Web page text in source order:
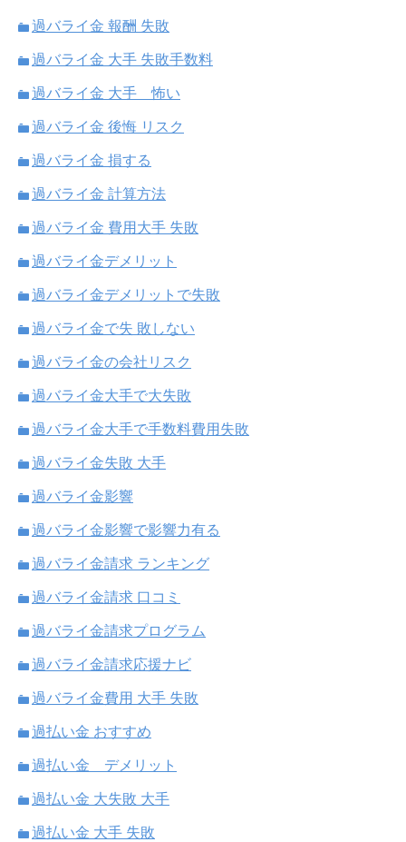
過バライ金 報酬 失敗
過バライ金 大手 失敗手数料
過バライ金 大手 怖い
過バライ金 後悔 リスク
過バライ金 損する
過バライ金 計算方法
過バライ金 費用大手 失敗
過バライ金デメリット
過バライ金デメリットで失敗
過バライ金で失 敗しない
過バライ金の会社リスク
過バライ金大手で大失敗
過バライ金大手で手数料費用失敗
過バライ金失敗 大手
過バライ金影響
過バライ金影響で影響力有る
過バライ金請求 ランキング
過バライ金請求 口コミ
過バライ金請求プログラム
過バライ金請求応援ナビ
過バライ金費用 大手 失敗
過払い金 おすすめ
過払い金 デメリット
過払い金 大失敗 大手
過払い金 大手 失敗